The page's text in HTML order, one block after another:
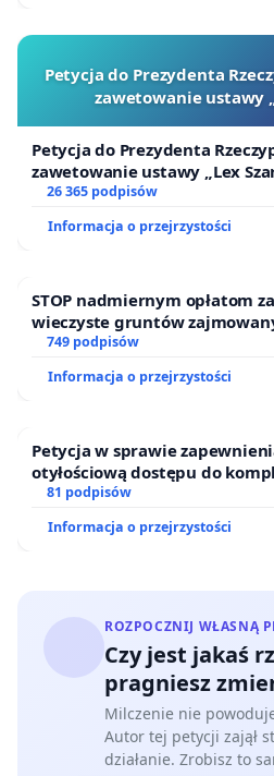
Petycja do Prezydenta
zawetowanie ustawy
Petycja do Prezydenta
zawetowanie ustawy „Lex
26 365 podpisów
Informacja o przejrzystości
STOP nadmiernym opłatom
wieczyste gruntów
ogrody działkowe.
749 podpisów
Informacja o przejrzystości
Petycja w sprawie
otyłościową dostępu do
oraz programów
81 podpisów
Informacja o przejrzystości
ROZPOCZNIJ WŁASNĄ
Czy jest jakaś
pragniesz
Milczenie nie
Autor tej petycji zajął
działanie. Zrobisz to